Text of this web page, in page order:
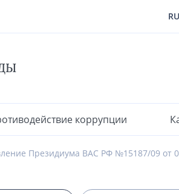
RU
коррупции
Президиума ВАС РФ №15187/09 от